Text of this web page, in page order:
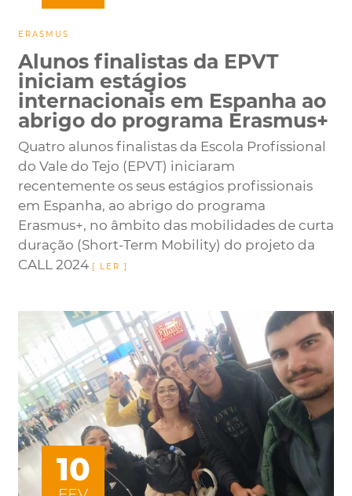
ERASMUS
Alunos finalistas da EPVT
iniciam estágios
internacionais em Espanha ao
abrigo do programa Erasmus+
Quatro alunos finalistas da Escola Profissional
do Vale do Tejo (EPVT) iniciaram
recentemente os seus estágios profissionais
em Espanha, ao abrigo do programa
Erasmus+, no âmbito das mobilidades de curta
duração (Short-Term Mobility) do projeto da
CALL 2024
10